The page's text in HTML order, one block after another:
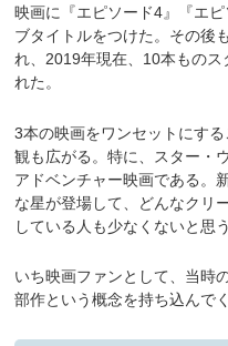
映画に『エピソード4』『エ
ブタイトルをつけた。その後
れ、2019年現在、10本もの
れた。
3本の映画をワンセットにす
観も広がる。特に、スター・
アドベンチャー映画である。
な星が登場して、どんなクリ
している人も少なくないと思う
いち映画ファンとして、当時
部作という概念を持ち込んで